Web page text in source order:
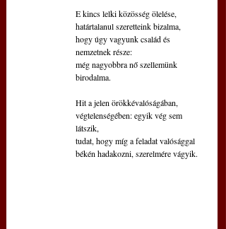
E kincs lelki közösség ölelése,
határtalanul szeretteink bizalma,
hogy úgy vagyunk család és
nemzetnek része:
még nagyobbra nő szellemünk
birodalma.
Hit a jelen örökkévalóságában,
végtelenségében: egyik vég sem
látszik,
tudat, hogy míg a feladat valósággal
békén hadakozni, szerelmére vágyik.